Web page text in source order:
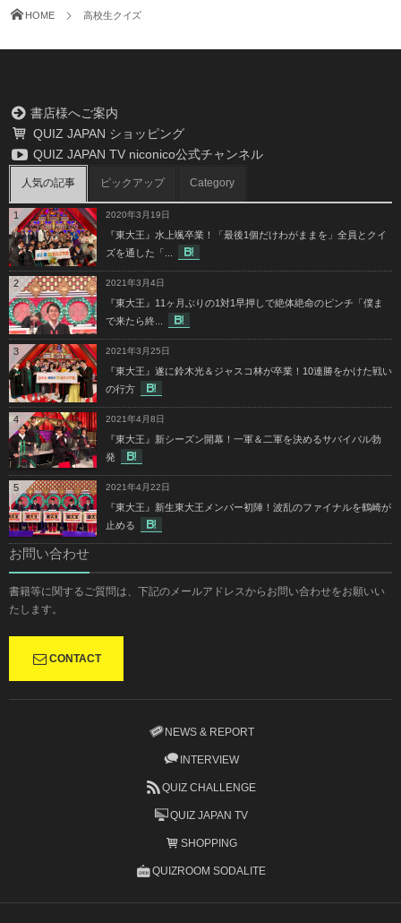
HOME 高校生クイズ
書店様へご案内
QUIZ JAPAN ショッピング
QUIZ JAPAN TV niconico公式チャンネル
人気の記事 ピックアップ Category
2020年3月19日
『東大王』水上颯卒業！「最後1個だけわがままを」全員とクイ
ズを通した「...
1
2021年3月4日
『東大王』11ヶ月ぶりの1対1早押しで絶体絶命のピンチ「僕ま
で来たら終...
2
2021年3月25日
『東大王』遂に鈴木光＆ジャスコ林が卒業！10連勝をかけた戦い
の行方
3
2021年4月8日
『東大王』新シーズン開幕！一軍＆二軍を決めるサバイバル勃
発
4
2021年4月22日
『東大王』新生東大王メンバー初陣！波乱のファイナルを鶴崎が
止める
5
お問い合わせ
書籍等に関するご質問は、下記のメールアドレスからお問い合わせをお願いい
たします。
CONTACT
NEWS & REPORT
INTERVIEW
QUIZ CHALLENGE
QUIZ JAPAN TV
SHOPPING
QUIZROOM SODALITE